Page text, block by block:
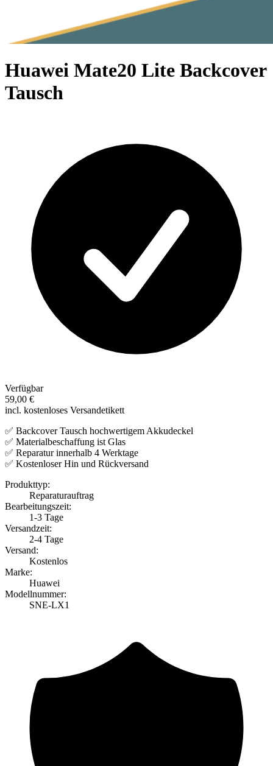
Huawei Mate20 Lite Backcover
Tausch
Verfügbar
59,00 €
incl. kostenloses Versandetikett
✅ Backcover Tausch hochwertigem Akkudeckel
✅ Materialbeschaffung ist Glas
✅ Reparatur innerhalb 4 Werktage
✅ Kostenloser Hin und Rückversand
Produkttyp:
Reparaturauftrag
Bearbeitungszeit:
1-3 Tage
Versandzeit:
2-4 Tage
Versand:
Kostenlos
Marke:
Huawei
Modellnummer:
SNE-LX1